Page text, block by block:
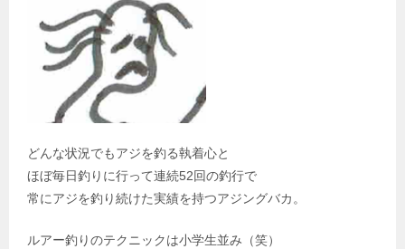
どんな状況でもアジを釣る執着心と
ほぼ毎日釣りに行って連続52回の釣行で
常にアジを釣り続けた実績を持つアジングバカ。
ルアー釣りのテクニックは小学生並み（笑）